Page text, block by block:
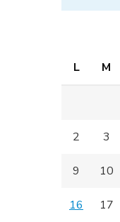
L M
2 3
9 10
16 17